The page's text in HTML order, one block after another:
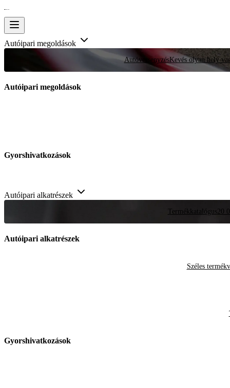
Autóipari megoldások
AutóversenyzésKevés olyan hely
Autóipari megoldások
Gyorshivatkozások
Autóipari alkatrészek
Termékkatalógus20
Autóipari alkatrészek
Széles
Gyorshivatkozások